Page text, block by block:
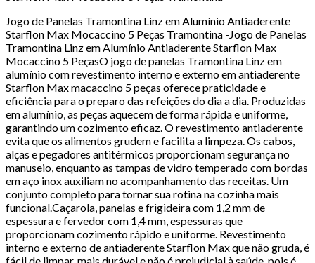
Jogo de Panelas Tramontina Linz em Alumínio Antiaderente
Starflon Max Mocaccino 5 Peças Tramontina -Jogo de Panelas
Tramontina Linz em Alumínio Antiaderente Starflon Max
Mocaccino 5 PeçasO jogo de panelas Tramontina Linz em
alumínio com revestimento interno e externo em antiaderente
Starflon Max macaccino 5 peças oferece praticidade e
eficiência para o preparo das refeições do dia a dia. Produzidas
em alumínio, as peças aquecem de forma rápida e uniforme,
garantindo um cozimento eficaz. O revestimento antiaderente
evita que os alimentos grudem e facilita a limpeza. Os cabos,
alças e pegadores antitérmicos proporcionam segurança no
manuseio, enquanto as tampas de vidro temperado com bordas
em aço inox auxiliam no acompanhamento das receitas. Um
conjunto completo para tornar sua rotina na cozinha mais
funcional.Caçarola, panelas e frigideira com 1,2 mm de
espessura e fervedor com 1,4 mm, espessuras que
proporcionam cozimento rápido e uniforme. Revestimento
interno e externo de antiaderente Starflon Max que não gruda, é